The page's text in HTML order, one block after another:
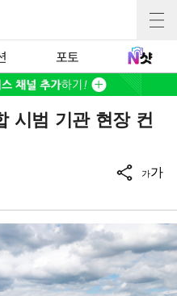
포토
시범 기관 현장 컨
가가